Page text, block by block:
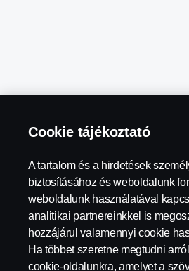
Scania in Your Region:
Jogi nyilatkozat Adatvédelmi
Cookie tájékoztató
A tartalom és a hirdetések
biztosításához és weboldalunk
weboldalunk használatával
analitikai partnereinkkel is
hozzájárul valamennyi cookie
Ha többet szeretne megtudni
cookie-oldalunkra, amelyet a